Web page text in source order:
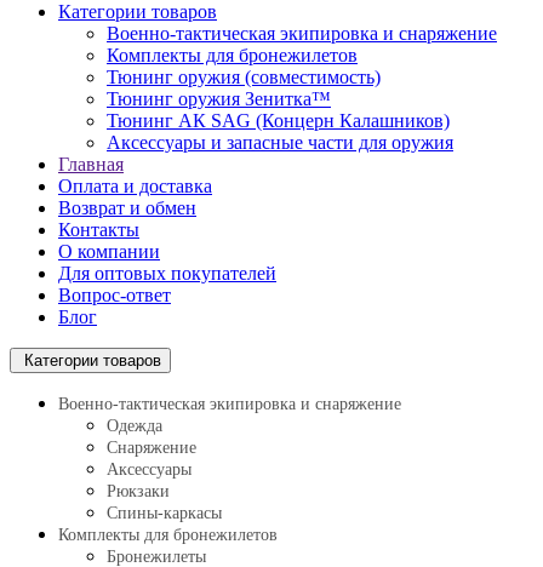
Категории товаров
Военно-тактическая экипировка и снаряжение
Комплекты для бронежилетов
Тюнинг оружия (совместимость)
Тюнинг оружия Зенитка™
Тюнинг АК SAG (Концерн Калашников)
Аксессуары и запасные части для оружия
Главная
Оплата и доставка
Возврат и обмен
Контакты
О компании
Для оптовых покупателей
Вопрос-ответ
Блог
Категории товаров
Военно-тактическая экипировка и снаряжение
Одежда
Снаряжение
Аксессуары
Рюкзаки
Спины-каркасы
Комплекты для бронежилетов
Бронежилеты